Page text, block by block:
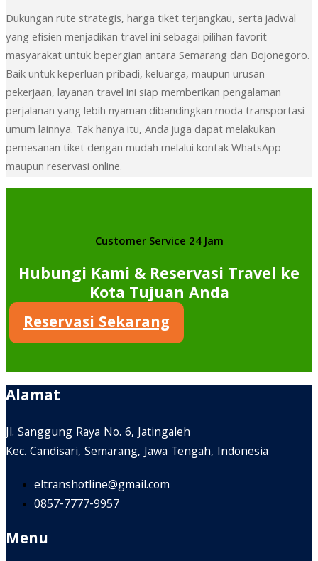
Dukungan rute strategis, harga tiket terjangkau, serta jadwal
yang efisien menjadikan travel ini sebagai pilihan favorit
masyarakat untuk bepergian antara Semarang dan Bojonegoro.
Baik untuk keperluan pribadi, keluarga, maupun urusan
pekerjaan, layanan travel ini siap memberikan pengalaman
perjalanan yang lebih nyaman dibandingkan moda transportasi
umum lainnya. Tak hanya itu, Anda juga dapat melakukan
pemesanan tiket dengan mudah melalui kontak WhatsApp
maupun reservasi online.
Customer Service 24 Jam
Hubungi Kami & Reservasi Travel ke
Kota Tujuan Anda
Reservasi Sekarang
Alamat
Jl. Sanggung Raya No. 6, Jatingaleh
Kec. Candisari, Semarang, Jawa Tengah, Indonesia
eltranshotline@gmail.com
0857-7777-9957
Menu